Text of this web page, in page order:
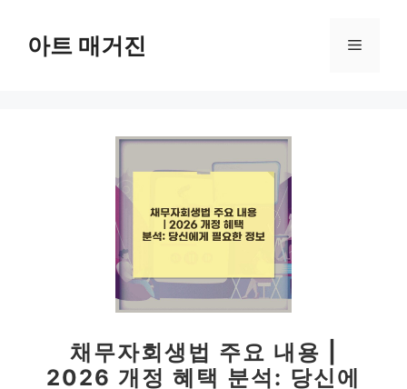
아트 매거진 메
채무자회생법 주요 내용 |
2026 개정 혜택 분석: 당신에